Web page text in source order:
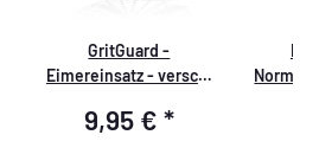
GritGuard -
Eimereinsatz - versch.
9,95 € *